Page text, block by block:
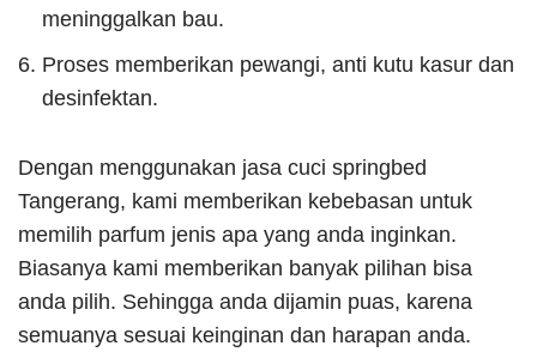
meninggalkan bau.
Proses memberikan pewangi, anti kutu kasur dan
desinfektan.
Dengan menggunakan jasa cuci springbed
Tangerang, kami memberikan kebebasan untuk
memilih parfum jenis apa yang anda inginkan.
Biasanya kami memberikan banyak pilihan bisa
anda pilih. Sehingga anda dijamin puas, karena
semuanya sesuai keinginan dan harapan anda.